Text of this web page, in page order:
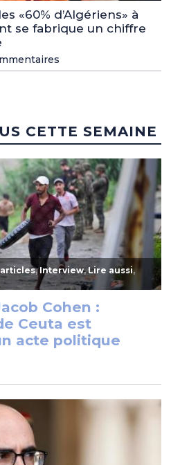
«60% d’Algériens» à
se fabrique un chiffre
CETTE SEMAINE